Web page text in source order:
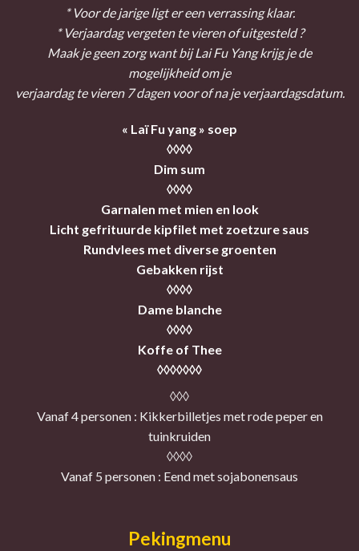
* Voor de jarige ligt er een verrassing klaar.
* Verjaardag vergeten te vieren of uitgesteld ?
Maak je geen zorg want bij Lai Fu Yang krijg je de
mogelijkheid om je
verjaardag te vieren 7 dagen voor of na je verjaardagsdatum.
« Laï Fu yang » soep
◊◊◊◊
Dim sum
◊◊◊◊
Garnalen met mien en look
Licht gefrituurde kipfilet met zoetzure saus
Rundvlees met diverse groenten
Gebakken rijst
◊◊◊◊
Dame blanche
◊◊◊◊
Koffe of Thee
◊◊◊◊◊◊◊
◊◊◊
Vanaf 4 personen : Kikkerbilletjes met rode peper en
tuinkruiden
◊◊◊◊
Vanaf 5 personen : Eend met sojabonensaus
Pekingmenu